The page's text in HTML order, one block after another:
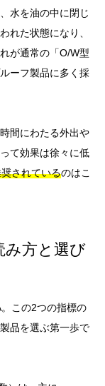
水を油の中に閉じ
れた状態になり、
が通常の「O/W型
ーフ製品に多く採
間にわたる外出や
て効果は徐々に低
されているのはこ
み方と選び
この2つの指標の
品を選ぶ第一歩で